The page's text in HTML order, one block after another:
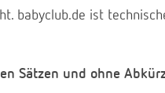
babyclub.de ist
Sätzen und ohne